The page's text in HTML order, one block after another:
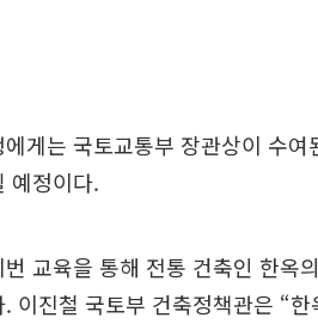
게는 국토교통부 장관상이 수
예정이다.
교육을 통해 전통 건축인 한옥
이진철 국토부 건축정책관은 “